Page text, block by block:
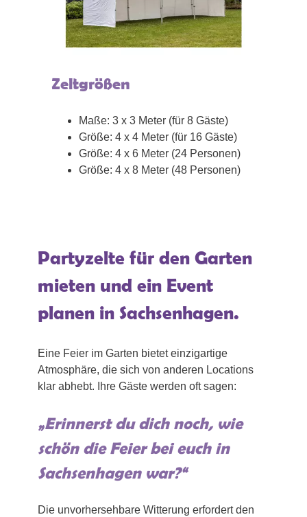
Zeltgrößen
Maße: 3 x 3 Meter (für 8 Gäste)
Größe: 4 x 4 Meter (für 16 Gäste)
Größe: 4 x 6 Meter (24 Personen)
Größe: 4 x 8 Meter (48 Personen)
Partyzelte für den Garten
mieten und ein Event
planen in Sachsenhagen.
Eine Feier im Garten bietet einzigartige
Atmosphäre, die sich von anderen Locations
klar abhebt. Ihre Gäste werden oft sagen:
„Erinnerst du dich noch, wie
schön die Feier bei euch in
Sachsenhagen war?“
Die unvorhersehbare Witterung erfordert den